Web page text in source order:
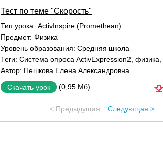
Тест по теме "Скорость"
Тип урока: ActivInspire (Promethean)
Предмет: Физика
Уровень образования: Средняя школа
Теги: Система опроса ActivExpression2 физика
Автор: Пешкова Елена Александровна
Скачать урок (0,95 Мб)
< Предыдущая Следующая >